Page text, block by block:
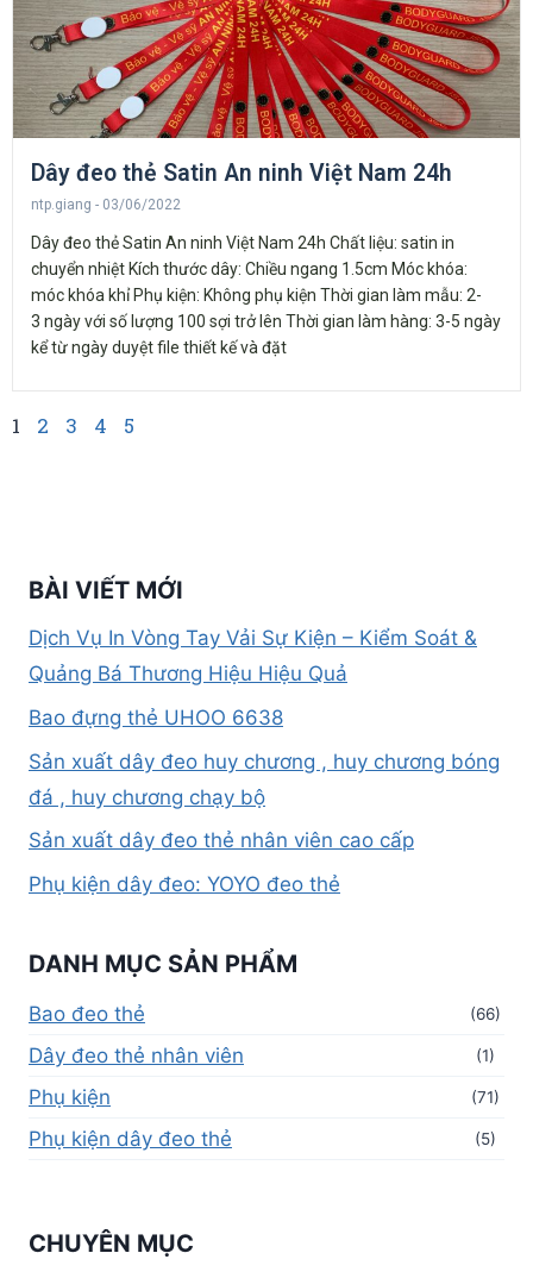
Dây đeo thẻ Satin An ninh Việt Nam 24h
ntp.giang 03/06/2022
Dây đeo thẻ Satin An ninh Việt Nam 24h Chất liệu: satin in
chuyển nhiệt Kích thước dây: Chiều ngang 1.5cm Móc khóa:
móc khóa khỉ Phụ kiện: Không phụ kiện Thời gian làm mẫu: 2-
3 ngày với số lượng 100 sợi trở lên Thời gian làm hàng: 3-5 ngày
kể từ ngày duyệt file thiết kế và đặt
1 2 3 4 5
BÀI VIẾT MỚI
Dịch Vụ In Vòng Tay Vải Sự Kiện – Kiểm Soát &
Quảng Bá Thương Hiệu Hiệu Quả
Bao đựng thẻ UHOO 6638
Sản xuất dây đeo huy chương , huy chương bóng
đá , huy chương chạy bộ
Sản xuất dây đeo thẻ nhân viên cao cấp
Phụ kiện dây đeo: YOYO đeo thẻ
DANH MỤC SẢN PHẨM
Bao đeo thẻ (66)
Dây đeo thẻ nhân viên (1)
Phụ kiện (71)
Phụ kiện dây đeo thẻ (5)
CHUYÊN MỤC